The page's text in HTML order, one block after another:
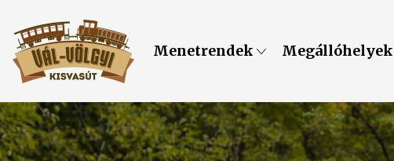
Menetrendek Megállóhelyek